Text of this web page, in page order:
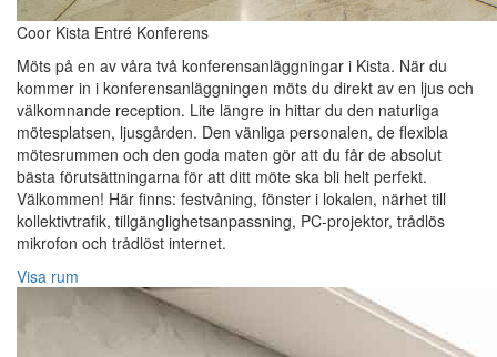
Coor Kista Entré Konferens
Möts på en av våra två konferensanläggningar i Kista. När du
kommer in i konferensanläggningen möts du direkt av en ljus och
välkomnande reception. Lite längre in hittar du den naturliga
mötesplatsen, ljusgården. Den vänliga personalen, de flexibla
mötesrummen och den goda maten gör att du får de absolut
bästa förutsättningarna för att ditt möte ska bli helt perfekt.
Välkommen! Här finns: festvåning, fönster i lokalen, närhet till
kollektivtrafik, tillgänglighetsanpassning, PC-projektor, trådlös
mikrofon och trådlöst internet.
Visa rum